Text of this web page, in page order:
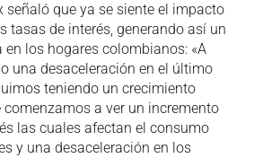
señaló que ya se siente el impacto
tasas de interés, generando así un
los hogares colombianos: «A
una desaceleración en el último
teniendo un crecimiento
a ver un incremento
las cuales afectan el consumo
y una desaceleración en los